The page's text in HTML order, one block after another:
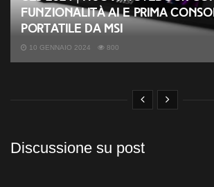
funzionalità AI e prima
portatile da MSI
10 GENNAIO 2024 800
Discussione su post